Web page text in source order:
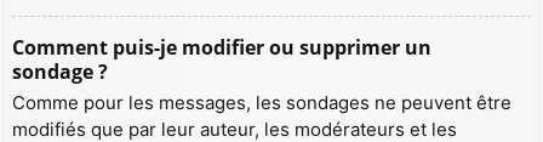
Comment puis-je modifier ou supprimer un
sondage ?
Comme pour les messages, les sondages ne peuvent être
modifiés que par leur auteur, les modérateurs et les